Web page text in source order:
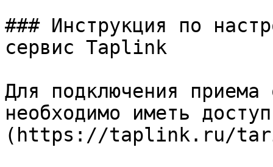
### Инструкция по
сервис Taplink
Для подключения
необходимо иметь
(https://taplink.ru/